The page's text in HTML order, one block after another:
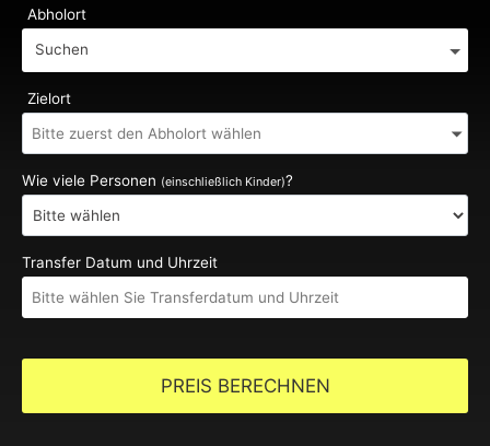
Abholort
Suchen
Zielort
Wie viele Personen (einschließlich Kinder)?
Transfer Datum und Uhrzeit
PREIS BERECHNEN